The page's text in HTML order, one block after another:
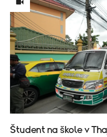
Študent na škole v